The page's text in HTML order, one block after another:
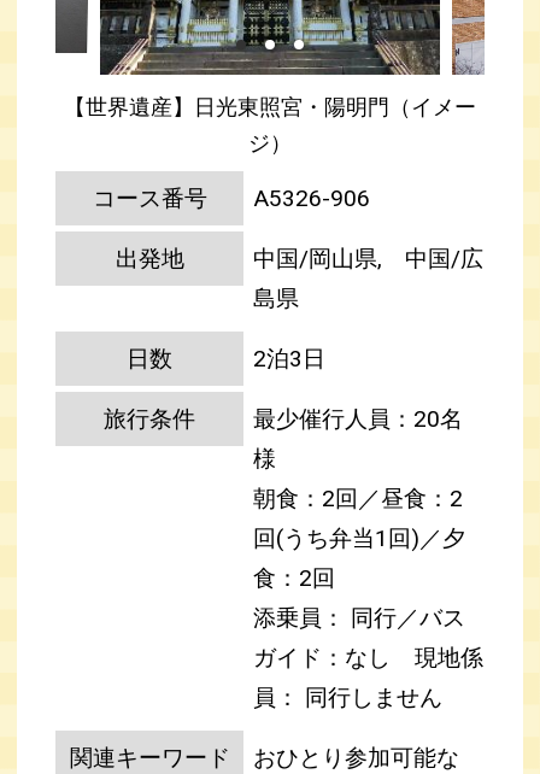
【世界遺産】日光東照宮・陽明門（イメー
ジ）
コース番号 A5326-906
出発地
中国/岡山県, 中国/広
島県
日数 2泊3日
旅行条件
最少催行人員：20名
様
朝食：2回／昼食：2
回(うち弁当1回)／夕
食：2回
添乗員： 同行／バス
ガイド：なし
現地係
員： 同行しません
関連キーワード
おひとり参加可能な